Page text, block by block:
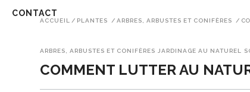
CONTACT
ACCUEIL / PLANTES / ARBRES, ARBUSTES ET CONIFÈRES /
ARBRES, ARBUSTES ET CONIFÈRES JARDINAGE AU NATUREL
COMMENT LUTTER AU